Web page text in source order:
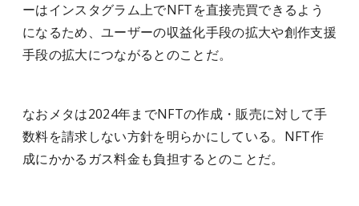
ーはインスタグラム上でNFTを直接売買できるよう
になるため、ユーザーの収益化手段の拡大や創作支援
手段の拡大につながるとのことだ。
なおメタは2024年までNFTの作成・販売に対して手
数料を請求しない方針を明らかにしている。NFT作
成にかかるガス料金も負担するとのことだ。